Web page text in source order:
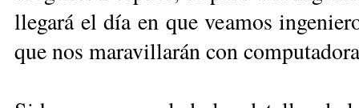
lle­ga­rá el día en que vea­mos
que nos ma­ra­vi­lla­rán con